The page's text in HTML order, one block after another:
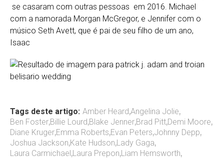
se casaram com outras pessoas em 2016. Michael
com a namorada Morgan McGregor, e Jennifer com o
músico Seth Avett, que é pai de seu filho de um ano,
Isaac
Tags deste artigo: Amber Heard,Angelina Jolie,
Ben Foster,Billie Lourd,Blake Jenner,Brad Pitt,Demi Moore,
Diane Kruger,Emma Roberts,Evan Peters,Johnny Depp,
Joshua Jackson,Kate Hudson,Lady Gaga,
Laura Carmichael,Laura Prepon,Liam Hemsworth,